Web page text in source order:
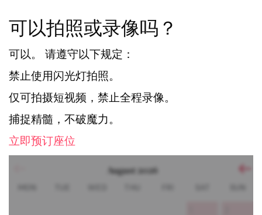
可以拍照或录像吗？
可以。
请遵守以下规定：
禁止使用闪光灯拍照。
仅可拍摄短视频，禁止全程录像。
捕捉精髓，不破魔力。
立即预订座位